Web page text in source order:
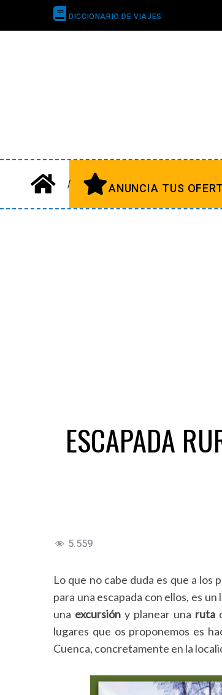
DICCIONARIO DE VIAJES
ANUNCIA TUS
ESCAPADA
5.559
Lo que no cabe duda es que a los
para una escapada con ellos, es
una excursióny planear una ruta
lugares que os proponemos es
Cuenca, concretamente en la